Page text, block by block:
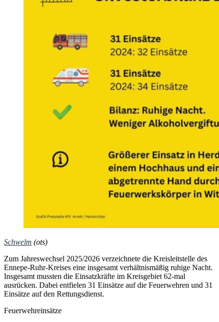
Schwelm (ots)
Zum Jahreswechsel 2025/2026 verzeichnete die Kreisleitstelle des
Ennepe-Ruhr-Kreises eine insgesamt verhältnismäßig ruhige Nacht.
Insgesamt mussten die Einsatzkräfte im Kreisgebiet 62-mal
ausrücken. Dabei entfielen 31 Einsätze auf die Feuerwehren und 31
Einsätze auf den Rettungsdienst.
Feuerwehreinsätze